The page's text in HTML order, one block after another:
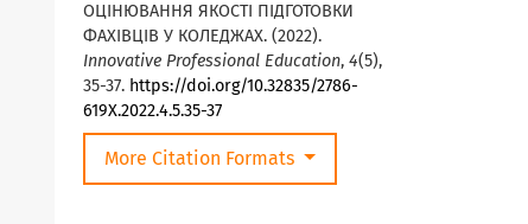
ОЦІНЮВАННЯ ЯКОСТІ ПІДГОТОВКИ
ФАХІВЦІВ У КОЛЕДЖАХ. (2022).
Innovative Professional Education, 4(5),
35-37. https://doi.org/10.32835/2786-
619X.2022.4.5.35-37
More Citation Formats